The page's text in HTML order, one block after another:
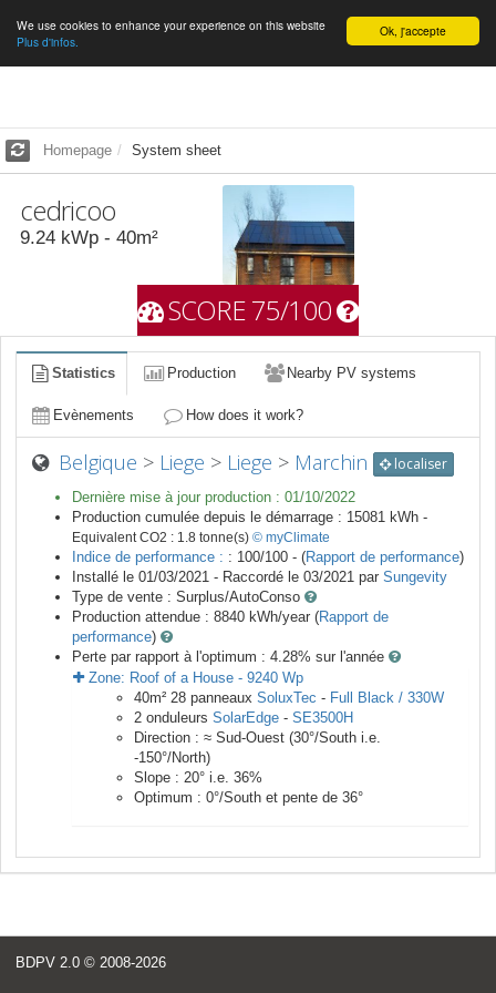
English Ok, j'accepte
We use cookies to enhance your experience on this website
Plus d'infos.
Homepage System sheet
cedricoo
9.24 kWp - 40m²
SCORE 75/100
Statistics Production Nearby PV systems
Evènements How does it work?
Belgique > Liege > Liege > Marchin localiser
Dernière mise à jour production : 01/10/2022
Production cumulée depuis le démarrage : 15081 kWh -
Equivalent CO2 : 1.8 tonne(s) © myClimate
Indice de performance : : 100/100 - (Rapport de performance)
Installé le 01/03/2021 - Raccordé le 03/2021 par Sungevity
Type de vente : Surplus/AutoConso
Production attendue : 8840 kWh/year (Rapport de
performance)
Perte par rapport à l'optimum : 4.28% sur l'année
Zone: Roof of a House - 9240 Wp
40m² 28 panneaux SoluxTec - Full Black / 330W
2 onduleurs SolarEdge - SE3500H
Direction : ≈ Sud-Ouest (30°/South i.e.
-150°/North)
Slope : 20° i.e. 36%
Optimum : 0°/South et pente de 36°
BDPV 2.0 © 2008-2026